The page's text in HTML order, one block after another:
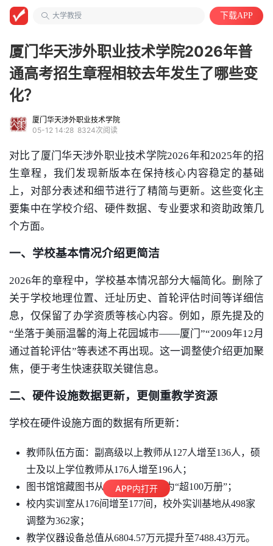
大学教授
下载APP
厦门华天涉外职业技术学院2026年普
通高考招生章程相较去年发生了哪些变
化？
厦门华天涉外职业技术学院
05-12 14:28 8324次阅读
对比了厦门华天涉外职业技术学院2026年和2025年的招
生章程，我们发现新版本在保持核心内容稳定的基础
上，对部分表述和细节进行了精简与更新。这些变化主
要集中在学校介绍、硬件数据、专业要求和资助政策几
个方面。
一、学校基本情况介绍更简洁
2026年的章程中，学校基本情况部分大幅简化。删除了
关于学校地理位置、迁址历史、首轮评估时间等详细信
息，仅保留了办学资质等核心内容。例如，原先提及的
“坐落于美丽温馨的海上花园城市——厦门”“2009年12月
通过首轮评估”等表述不再出现。这一调整使介绍更加聚
焦，便于考生快速获取关键信息。
二、硬件设施数据更新，更侧重教学资源
学校在硬件设施方面的数据有所更新：
教师队伍方面：副高级以上教师从127人增至136人，硕
士及以上学位教师从176人增至196人；
图书馆馆藏图书从99.86万册更新为“超100万册”；
校内实训室从176间增至177间，校外实训基地从498家
调整为362家；
教学仪器设备总值从6804.57万元提升至7488.43万元。
APP内打开